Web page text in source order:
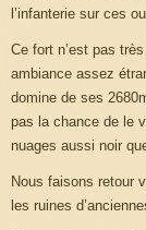
l’infanterie sur ces
Ce fort n’est pas
ambiance assez
domine de ses
pas la chance de le
nuages aussi noir
Nous faisons retour
les ruines